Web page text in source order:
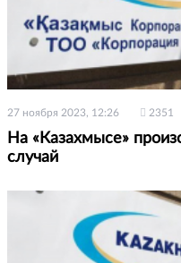
27 ноября 2023, 12:26 2351
На «Казахмысе»
случай